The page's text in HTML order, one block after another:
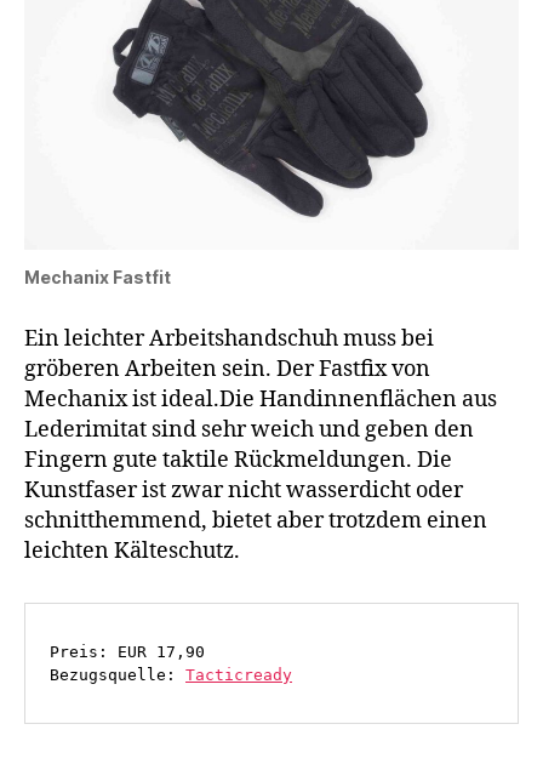
Mechanix Fastfit
Ein leichter Arbeitshandschuh muss bei
gröberen Arbeiten sein. Der Fastfix von
Mechanix ist ideal.Die Handinnenflächen aus
Lederimitat sind sehr weich und geben den
Fingern gute taktile Rückmeldungen. Die
Kunstfaser ist zwar nicht wasserdicht oder
schnitthemmend, bietet aber trotzdem einen
leichten Kälteschutz.
Preis: EUR 17,90
Bezugsquelle: Tacticready